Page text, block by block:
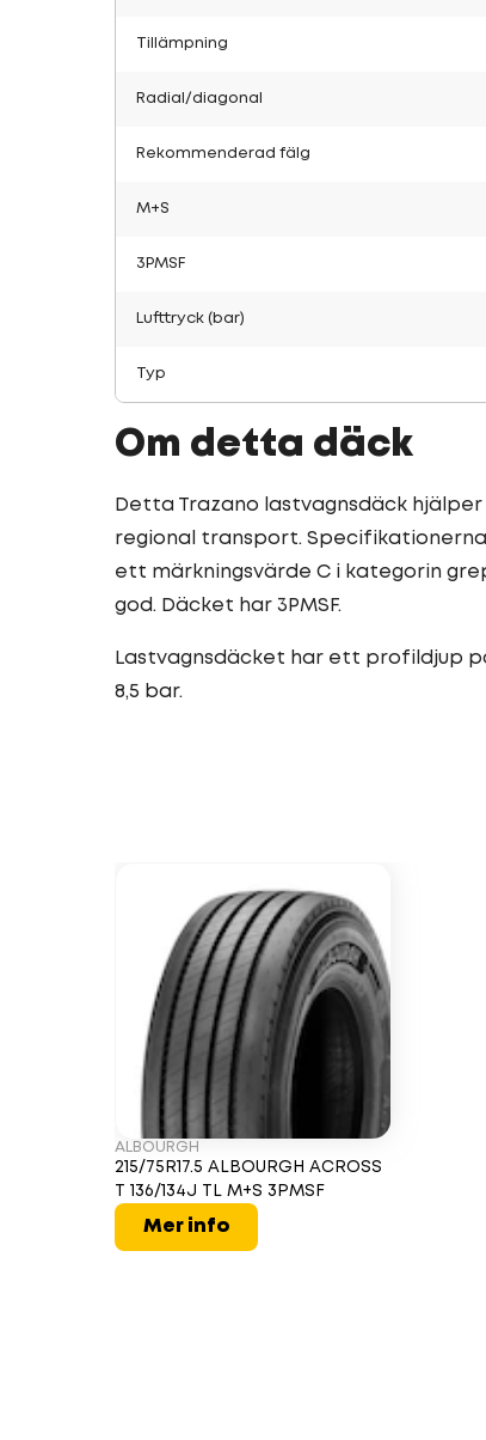
Tillämpning
Radial/diagonal
Rekommenderad fälg
M+S
3PMSF
Lufttryck (bar)
Typ
Om detta däck
Detta Trazano lastvagnsdäck
regional transport.
ett märkningsvärde C i kategorin
god. Däcket har 3PMSF.
Lastvagnsdäcket har ett profildjup
8,5 bar.
ALBOURGH
215/75R17.5 ALBOURGH ACROSS
T 136/134J TL M+S 3PMSF
Mer info